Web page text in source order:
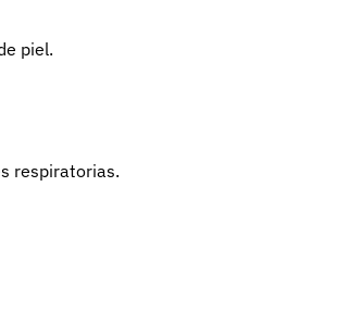
piel.
respiratorias.